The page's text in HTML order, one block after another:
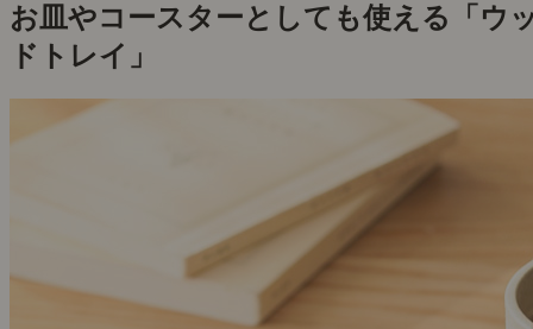
お皿やコースターとしても使える「ウ
ドトレイ」